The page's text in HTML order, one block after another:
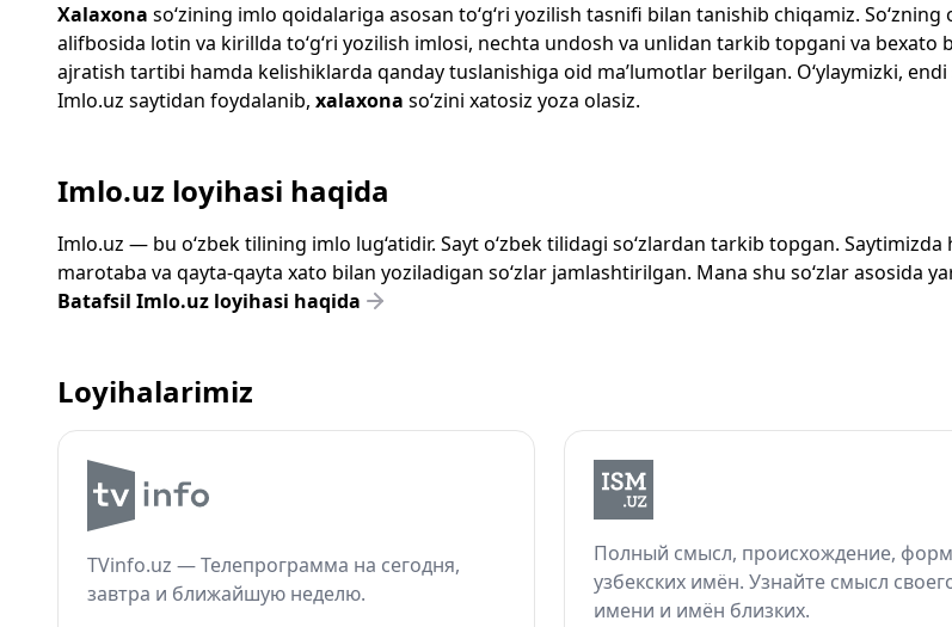
Xalaxona so‘zining imlo qoidalariga asosan to‘g‘ri yozilish tasnifi bilan tanishib chiqamiz. So‘zning
alifbosida lotin va kirillda to‘g‘ri yozilish imlosi, nechta undosh va unlidan tarkib topgani va bexato
ajratish tartibi hamda kelishiklarda qanday tuslanishiga oid ma’lumotlar berilgan. O‘ylaymizki, endi
Imlo.uz saytidan foydalanib, xalaxona so‘zini xatosiz yoza olasiz.
Imlo.uz loyihasi haqida
Imlo.uz — bu o‘zbek tilining imlo lug‘atidir. Sayt o‘zbek tilidagi so‘zlardan tarkib topgan.
marotaba va qayta-qayta xato bilan yoziladigan so‘zlar jamlashtirilgan. Mana shu so‘zlar asosida
Batafsil Imlo.uz loyihasi haqida
Loyihalarimiz
TVinfo.uz — Телепрограмма на сегодня,
завтра и ближайшую неделю.
Полный смысл, происхождение,
узбекских имён. Узнайте смысл
имени и имён близких.